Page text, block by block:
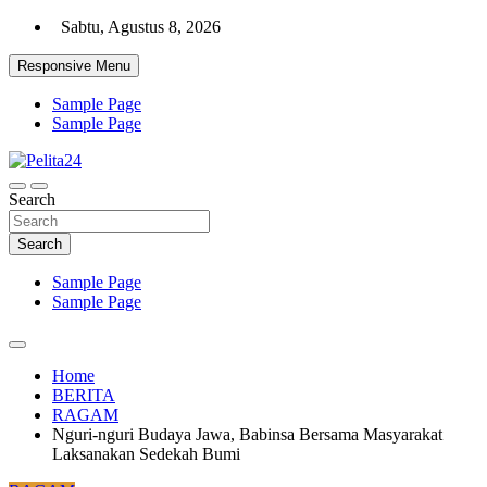
Skip
content
Sabtu, Agustus 8, 2026
Responsive Menu
Sample Page
Sample Page
Pelita24
Aktual, Mendalam dan Terpercaya
Search
Search
Sample Page
Sample Page
Home
BERITA
RAGAM
Nguri-nguri Budaya Jawa, Babinsa Bersama Masyarakat
Laksanakan Sedekah Bumi